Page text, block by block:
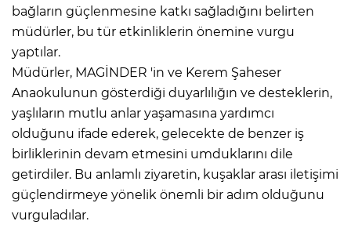
bağların güçlenmesine katkı sağladığını belirten
müdürler, bu tür etkinliklerin önemine vurgu
yaptılar.
Müdürler, MAGİNDER 'in ve Kerem Şaheser
Anaokulunun gösterdiği duyarlılığın ve desteklerin,
yaşlıların mutlu anlar yaşamasına yardımcı
olduğunu ifade ederek, gelecekte de benzer iş
birliklerinin devam etmesini umduklarını dile
getirdiler. Bu anlamlı ziyaretin, kuşaklar arası iletişimi
güçlendirmeye yönelik önemli bir adım olduğunu
vurguladılar.